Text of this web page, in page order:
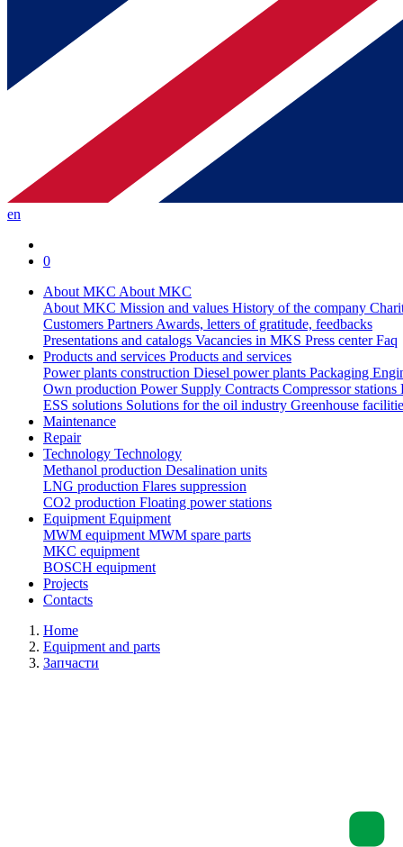
en
0
About MKC About MKC
About MKC Mission and values History of the company
Customers PartnersAwards, letters of gratitude, feedbacks
Presentations and catalogs Vacancies in MKS Press centerFaq
Products and services Products and services
Power plants construction Diesel power plants Packaging
Own production Power Supply Contracts Compressor stations
ESS solutions Solutions for the oil industry Greenhouse
Maintenance
Repair
Technology Technology
Methanol production Desalination units
LNG production Flares suppression
СО2 production Floating power stations
EquipmentEquipment
MWM equipmentMWM spare parts
MKC equipment
BOSCH equipment
Projects
Contacts
Home
Equipment and parts
Запчасти